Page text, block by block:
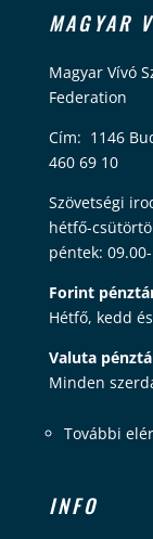
MAGYAR
Magyar Vívó
Federation
Cím: 1146
460 69 10
Szövetségi
hétfő-
péntek:
Forint
Hétfő, kedd
Valuta
Minden
További
INFO